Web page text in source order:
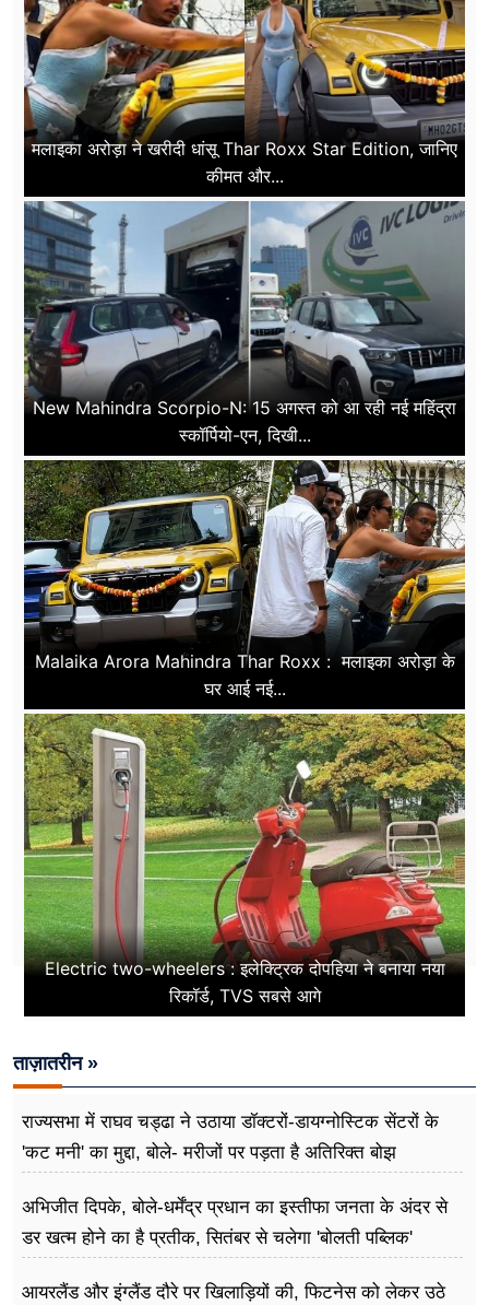
मलाइका अरोड़ा ने खरीदी धांसू Thar Roxx Star Edition, जानिए
कीमत और...
New Mahindra Scorpio-N: 15 अगस्त को आ रही नई महिंद्रा
स्कॉर्पियो-एन, दिखी...
Malaika Arora Mahindra Thar Roxx : मलाइका अरोड़ा के
घर आई नई...
Electric two-wheelers : इलेक्ट्रिक दोपहिया ने बनाया नया
रिकॉर्ड, TVS सबसे आगे
ताज़ातरीन »
राज्यसभा में राघव चड्ढा ने उठाया डॉक्टरों-डायग्नोस्टिक सेंटरों के
'कट मनी' का मुद्दा, बोले- मरीजों पर पड़ता है अ​तिरिक्त बोझ
अभिजीत दिपके, बोले-धर्मेंद्र प्रधान का इस्तीफा जनता के अंदर से
डर खत्म होने का है प्रतीक, सितंबर से चलेगा 'बोलती पब्लिक'
आयरलैंड और इंग्लैंड दौरे पर खिलाड़ियों की, फिटनेस को लेकर उठे